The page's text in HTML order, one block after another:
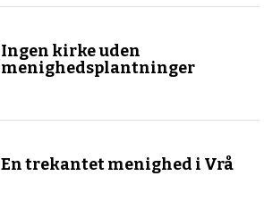
Ingen kirke uden
menighedsplantninger
En trekantet menighed i Vrå